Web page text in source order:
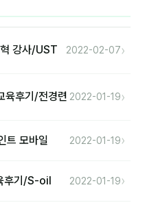
강사/UST 2022-02-07›
육후기/전경련 2022-01-19›
트 모바일 2022-01-19›
후기/S-oil 2022-01-19›